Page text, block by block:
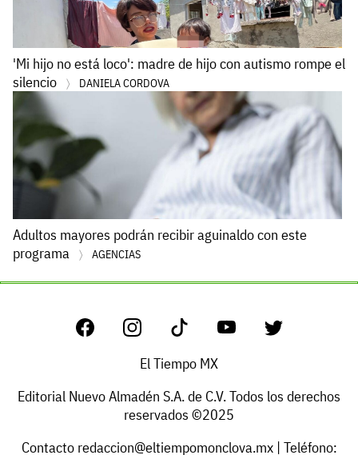
'Mi hijo no está loco': madre de hijo con autismo rompe el
silencio
DANIELA CORDOVA
Adultos mayores podrán recibir aguinaldo con este
programa
AGENCIAS
El Tiempo MX
Editorial Nuevo Almadén S.A. de C.V. Todos los derechos
reservados ©2025
Contacto redaccion@eltiempomonclova.mx| Teléfono: